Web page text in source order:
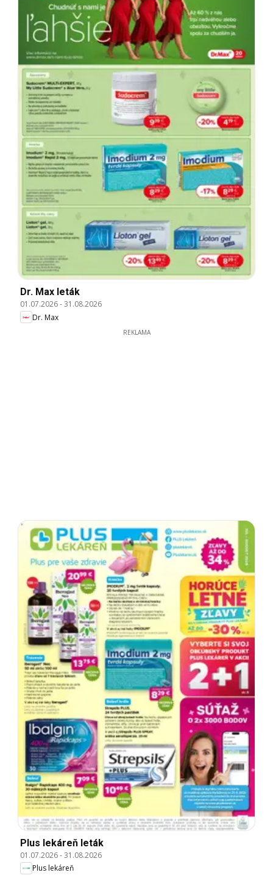
Dr. Max leták
01.07.2026-31.08.2026
Dr. Max
REKLAMA
Plus lekáreň leták
01.07.2026-31.08.2026
Plus lekáreň